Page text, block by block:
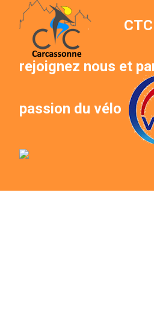
CTC
rejoignez nous et
passion du vélo